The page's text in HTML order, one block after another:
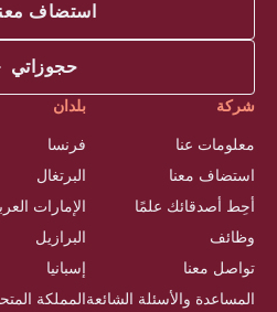
استضاف
حجوزاتي
شركة
معلومات عنا
استضاف معنا
أحِط أصدقائك علمًا
وظائف
تواصل معنا
المساعدة والأسئلة الشائعة
بلدان
فرنسا
البرتغال
الإمارات
البرازيل
إسبانيا
المملكة